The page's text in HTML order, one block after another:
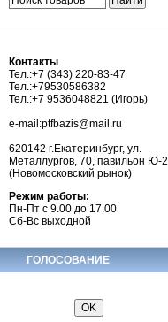
Контакты
Тел.:+7 (343) 220-83-47
Тел.:+79530586382
Тел.:+7 9536048821 (Игорь)
e-mail:ptfbazis@mail.ru
620142 г.Екатеринбург, ул.
Металлургов, 70, павильон Ю-2
(Новомосковский рынок)
Режим работы:
Пн-Пт с 9.00 до 17.00
Сб-Вс выходной
ГОЛОСОВАНИЕ